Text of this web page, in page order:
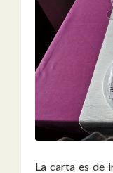
La carta es de